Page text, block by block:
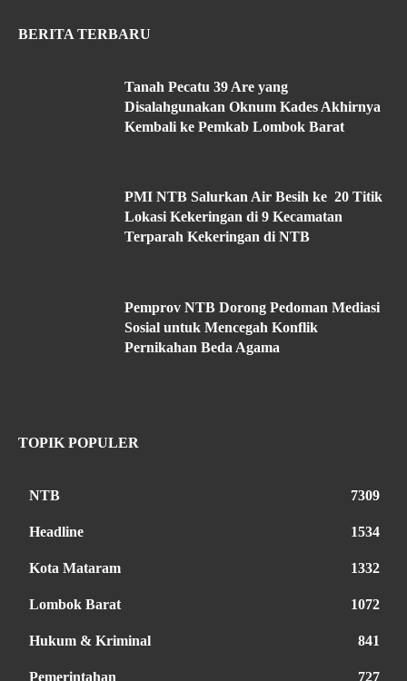
BERITA TERBARU
Tanah Pecatu 39 Are yang
Disalahgunakan Oknum Kades Akhirnya
Kembali ke Pemkab Lombok Barat
PMI NTB Salurkan Air Besih ke 20 Titik
Lokasi Kekeringan di 9 Kecamatan
Terparah Kekeringan di NTB
Pemprov NTB Dorong Pedoman Mediasi
Sosial untuk Mencegah Konflik
Pernikahan Beda Agama
TOPIK POPULER
NTB 7309
Headline 1534
Kota Mataram 1332
Lombok Barat 1072
Hukum & Kriminal 841
Pemerintahan 727